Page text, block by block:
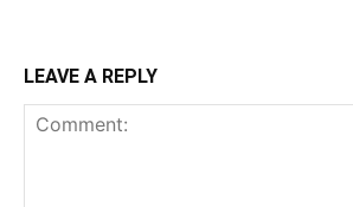
LEAVE A REPLY